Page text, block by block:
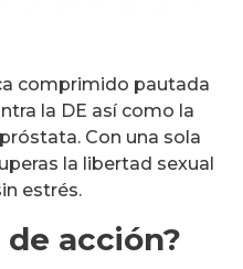
comprimido pautada
la DE así como la
Con una sola
la libertad sexual
estrés.
acción?